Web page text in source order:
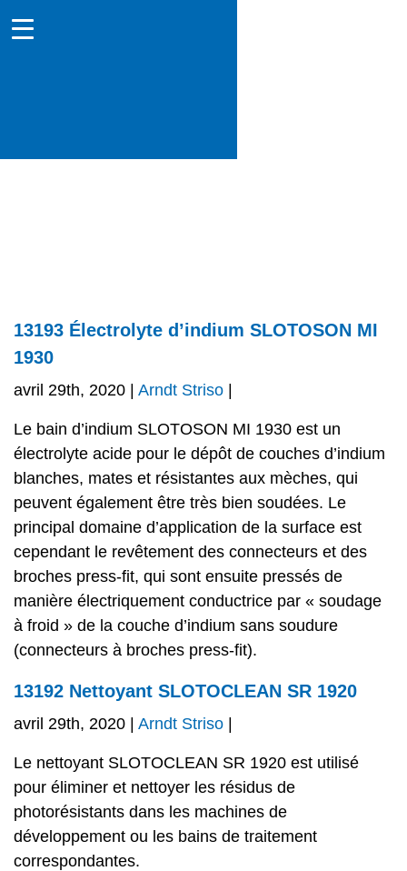
13193 Électrolyte d’indium SLOTOSON MI
1930
avril 29th, 2020 | Arndt Striso
Le bain d’indium SLOTOSON MI 1930 est un
électrolyte acide pour le dépôt de couches d’indium
blanches, mates et résistantes aux mèches, qui
peuvent également être très bien soudées. Le
principal domaine d’application de la surface est
cependant le revêtement des connecteurs et des
broches press-fit, qui sont ensuite pressés de
manière électriquement conductrice par « soudage
à froid » de la couche d’indium sans soudure
(connecteurs à broches press-fit).
13192 Nettoyant SLOTOCLEAN SR 1920
avril 29th, 2020 | Arndt Striso
Le nettoyant SLOTOCLEAN SR 1920 est utilisé
pour éliminer et nettoyer les résidus de
photorésistants dans les machines de
développement ou les bains de traitement
correspondantes.